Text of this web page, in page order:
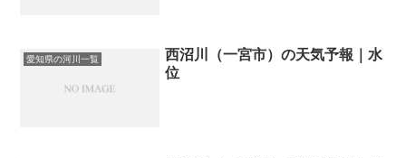
愛知県の河川一覧
西沼川（一宮市）の天気予報｜水
位